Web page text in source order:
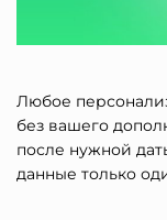
Любое
без вашего
после нужной
данные только